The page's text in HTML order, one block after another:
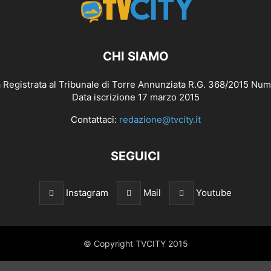
CHI SIAMO
Registrata al Tribunale di Torre Annunziata R.G. 368/2015
Data iscrizione 17 marzo 2015
Contattaci: redazione@tvcity.it
SEGUICI
Instagram Mail Youtube
© Copyright TVCITY 2015